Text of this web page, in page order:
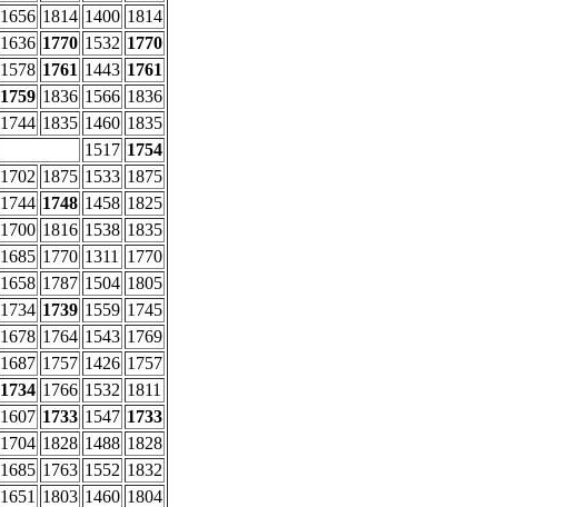
1656 1814 1400 1814
1636 1770 1532 1770
1578 1761 1443 1761
1759 1836 1566 1836
1744 1835 1460 1835
1517 1754
1702 1875 1533 1875
1744 1748 1458 1825
1700 1816 1538 1835
1685 1770 1311
1770
1658 1787 1504 1805
1734 1739 1559 1745
1678 1764 1543 1769
1687 1757 1426 1757
1734 1766 1532 1811
1607 1733 1547 1733
1704 1828 1488 1828
1685 1763 1552 1832
1651 1803 1460 1804